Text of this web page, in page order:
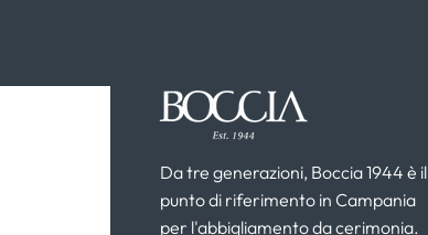
Da tre generazioni, Boccia 1944 è il
punto di riferimento in Campania
per l'abbigliamento da cerimonia.